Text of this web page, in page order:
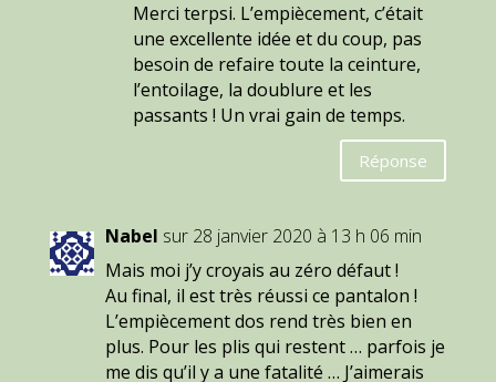
Merci terpsi. L’empiècement, c’était
une excellente idée et du coup, pas
besoin de refaire toute la ceinture,
l’entoilage, la doublure et les
passants ! Un vrai gain de temps.
Réponse
Nabel sur 28 janvier 2020 à 13 h 06 min
Mais moi j’y croyais au zéro défaut !
Au final, il est très réussi ce pantalon !
L’empiècement dos rend très bien en
plus. Pour les plis qui restent … parfois je
me dis qu’il y a une fatalité … J’aimerais